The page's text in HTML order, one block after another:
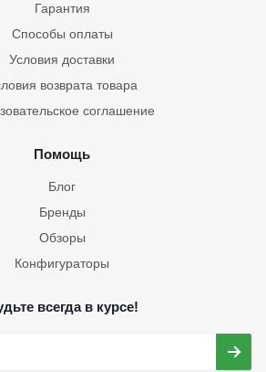
Гарантия
Способы оплаты
Условия доставки
возврата товара
соглашение
Помощь
Блог
Бренды
Обзоры
Конфигураторы
всегда в курсе!